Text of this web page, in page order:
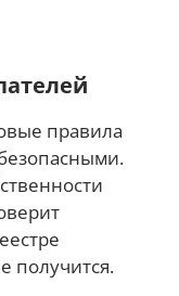
правила
получится.